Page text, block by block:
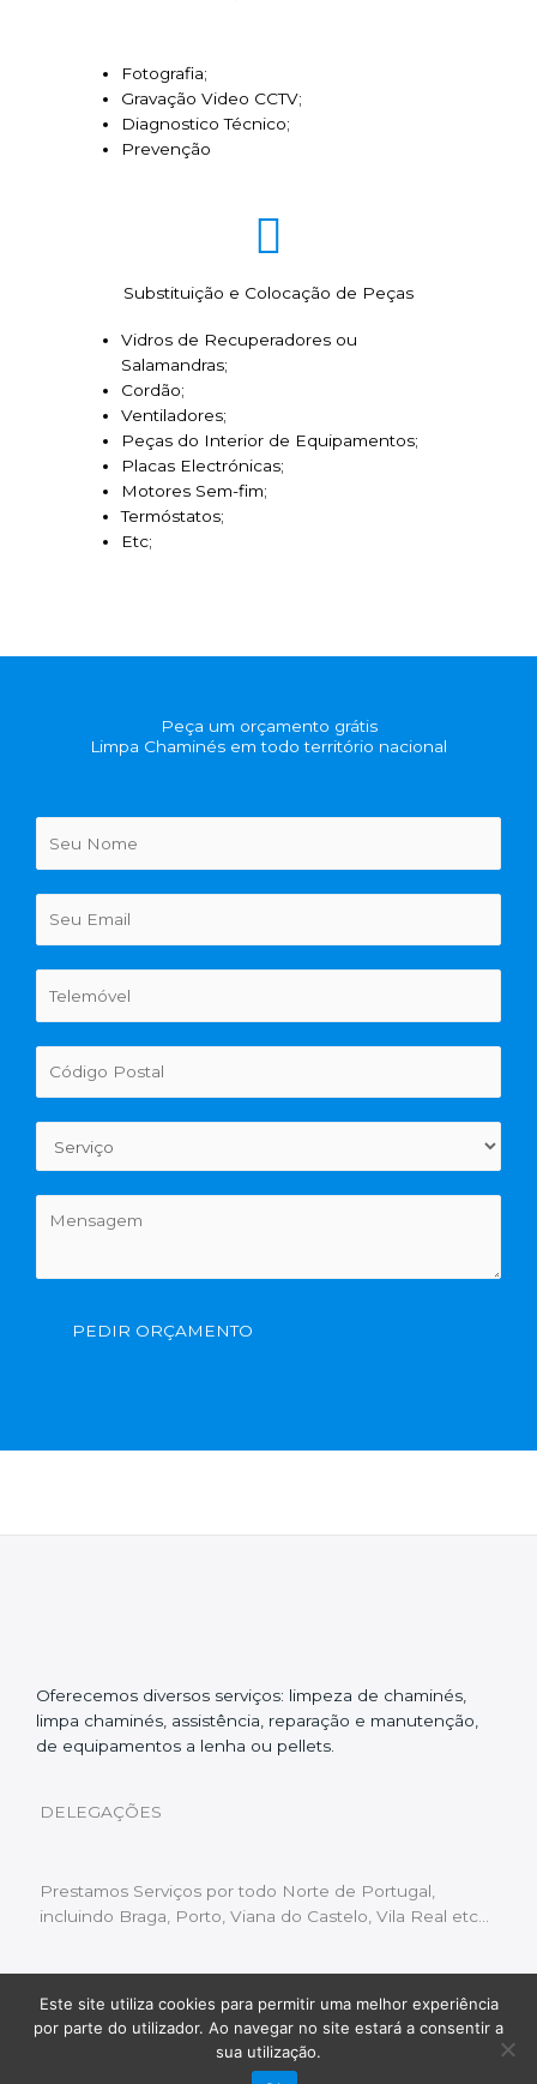
Fotografia;
Gravação Video CCTV;
Diagnostico Técnico;
Prevenção
Substituição e Colocação de Peças
Vidros de Recuperadores ou
Salamandras;
Cordão;
Ventiladores;
Peças do Interior de Equipamentos;
Placas Electrónicas;
Motores Sem-fim;
Termóstatos;
Etc;
Peça um orçamento grátis
Limpa Chaminés em todo território nacional
PEDIR ORÇAMENTO
Oferecemos diversos serviços: limpeza de chaminés,
limpa chaminés, assistência, reparação e manutenção,
de equipamentos a lenha ou pellets.
DELEGAÇÕES
Prestamos Serviços por todo Norte de Portugal,
incluindo Braga, Porto, Viana do Castelo, Vila Real etc…
Livro de Reclamações | Política de Privacidade
Copyright © 2022 Limpeza Chaminés | Desenvolvido
Fluxo Digital – a inovar a web
Este site utiliza cookies para permitir uma melhor experiência
por parte do utilizador. Ao navegar no site estará a consentir a
sua utilização.